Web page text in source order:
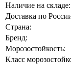
Наличие на складе:
Доставка по
Страна:
Бренд:
Морозостойкость:
Класс